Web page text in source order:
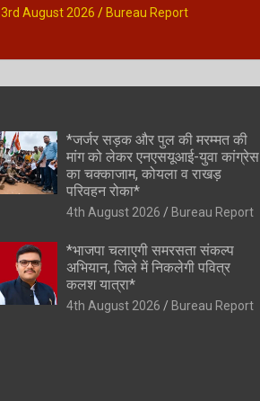
3rd August 2026 Bureau Report
*जर्जर सड़क और पुल की मरम्मत की
मांग को लेकर एनएसयूआई-युवा कांग्रेस
का चक्काजाम, कोयला व राखड़
परिवहन रोका*
4th August 2026 Bureau Report
*भाजपा चलाएगी समरसता संकल्प
अभियान, जिले में निकलेगी पवित्र
कलश यात्रा*
4th August 2026 Bureau Report